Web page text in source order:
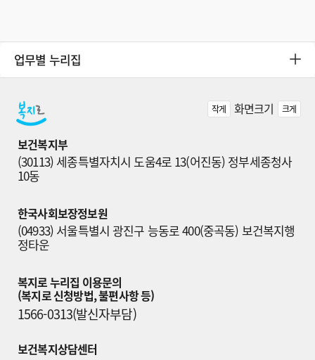
업무별 누리집
작게 화면크기 크게
보건복지부
(30113) 세종특별자치시 도움4로 13(어진동) 정부세종청사
10동
한국사회보장정보원
(04933) 서울특별시 광진구 능동로 400(중곡동) 보건복지행
정타운
복지로 누리집 이용문의
(복지로 신청방법, 불편사항 등)
1566-0313(발신자부담)
보건복지상담센터